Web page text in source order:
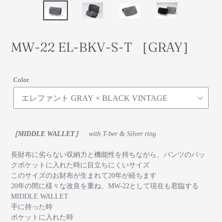
MW-22 EL-BKV-S-T ［GRAY］
Color
［MIDDLE WALLET］ with T-ber & Silver ring
長財布に劣らない収納力と機能性を持ちながら、パンツのバッ
クポケットに入れた時に目立ちにくいサイズ
このサイズのお財布が生まれて20年が経ちます
20年の間に様々な改良を重ね、MW-22として現在も君臨する
MIDDLE WALLET
手に持った時
ポケットに入れた時